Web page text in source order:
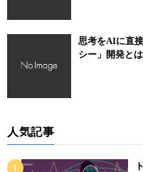
思考をAIに直
シー」開発とは
人気記事